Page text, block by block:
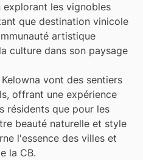
explorant les vignobles
que destination vinicole
artistique
culture dans son paysage
vont des sentiers
offrant une expérience
résidents que pour les
beauté naturelle et style
l'essence des villes et
la CB.